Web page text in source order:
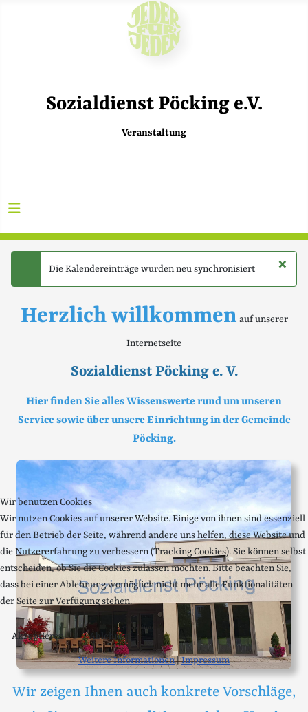
Sozialdienst Pöcking e.V.
Veranstaltung
×
Die Kalendereinträge wurden neu synchronisiert
Herzlich willkommen auf unserer
Internetseite
Sozialdienst Pöcking e. V.
Hier finden Sie alles Wissenswerte rund um unseren
Service sowie über unsere Einrichtung in der Gemeinde
Pöcking.
Wir zeigen Ihnen auch konkrete Vorschläge,
Wir benutzen Cookies
Wir nutzen Cookies auf unserer Website. Einige von ihnen sind essenziell
für den Betrieb der Seite, während andere uns helfen, diese Website und
die Nutzererfahrung zu verbessern (Tracking Cookies). Sie können selbst
entscheiden, ob Sie die Cookies zulassen möchten. Bitte beachten Sie,
dass bei einer Ablehnung womöglich nicht mehr alle Funktionalitäten
der Seite zur Verfügung stehen.
Akzeptieren Ablehnen
Weitere Informationen|Impressum